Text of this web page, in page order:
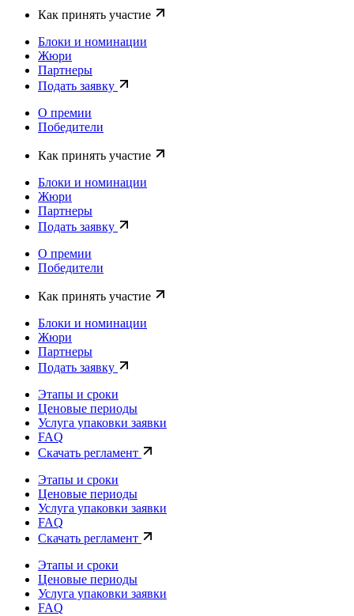
Как принять участие
Блоки и номинации
Жюри
Партнеры
Подать заявку
О премии
Победители
Как принять участие
Блоки и номинации
Жюри
Партнеры
Подать заявку
О премии
Победители
Как принять участие
Блоки и номинации
Жюри
Партнеры
Подать заявку
Этапы и сроки
Ценовые периоды
Услуга упаковки заявки
FAQ
Скачать регламент
Этапы и сроки
Ценовые периоды
Услуга упаковки заявки
FAQ
Скачать регламент
Этапы и сроки
Ценовые периоды
Услуга упаковки заявки
FAQ